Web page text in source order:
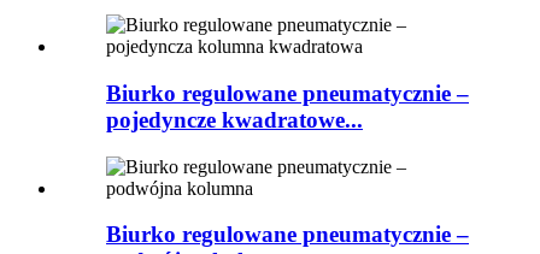
Biurko regulowane pneumatycznie –
pojedyncze kwadratowe...
Biurko regulowane pneumatycznie –